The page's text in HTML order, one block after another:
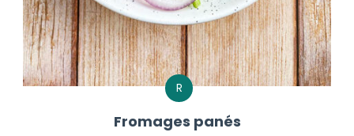
R
Fromages panés